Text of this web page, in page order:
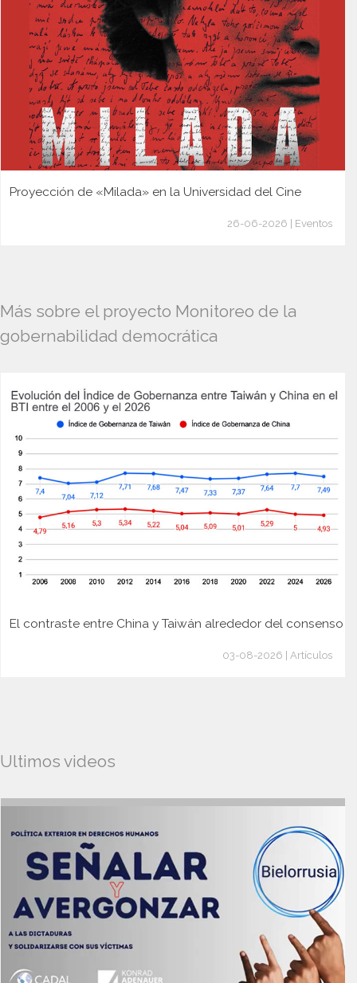
Proyección de «Milada» en la Universidad del Cine
26-06-2026 | Eventos
Más sobre el proyecto Monitoreo de la
gobernabilidad democrática
El contraste entre China y Taiwán alrededor del consenso
03-08-2026 | Artículos
Ultimos videos